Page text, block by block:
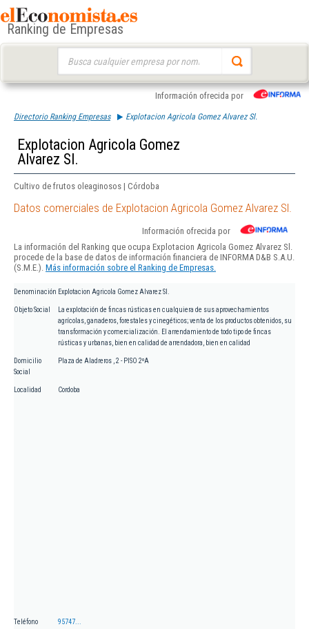
Ranking de Empresas
Información ofrecida por
Directorio Ranking Empresas Explotacion Agricola Gomez Alvarez Sl.
Explotacion Agricola Gomez
Alvarez Sl.
Cultivo de frutos oleaginosos | Córdoba
Datos comerciales de Explotacion Agricola Gomez Alvarez Sl.
Información ofrecida por
La información del Ranking que ocupa Explotacion Agricola Gomez Alvarez Sl.
procede de la base de datos de información financiera de INFORMA D&B S.A.U.
(S.M.E.). Más información sobre el Ranking de Empresas.
Denominación Explotacion Agricola Gomez Alvarez Sl.
Objeto Social
La explotación de fincas rústicas en cualquiera de sus aprovechamientos
agrícolas, ganaderos, forestales y cinegéticos; venta de los productos obtenidos, su
transformación y comercialización. El arrendamiento de todo tipo de fincas
rústicas y urbanas, bien en calidad de arrendadora, bien en calidad
Domicilio
Social
Plaza de Aladreros , 2 - PISO 2ºA
Localidad Cordoba
Teléfono 95747...